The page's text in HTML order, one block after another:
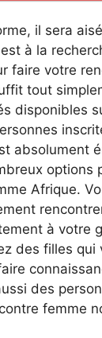
il sera
à la
faire votre
tout
disponibles
absolument
options
Afrique.
à votre
des filles qui
des
femme